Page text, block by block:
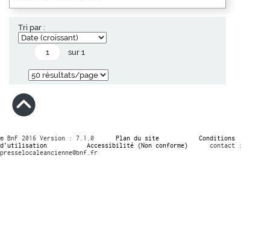
Tri par :
sur 1
© BnF 2016 Version : 7.1.0 Plan du site
Conditions
d’utilisation
Accessibilité (Non conforme)
contact :
presselocaleancienne@bnf.fr